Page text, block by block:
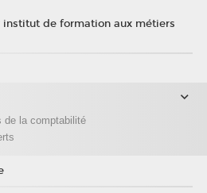
institut de formation aux métiers
de la comptabilité